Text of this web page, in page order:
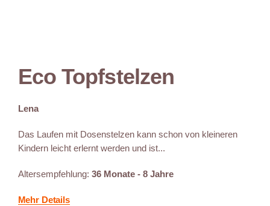
Eco Topfstelzen
Lena
Das Laufen mit Dosenstelzen kann schon von kleineren
Kindern leicht erlernt werden und ist...
Altersempfehlung: 36 Monate - 8 Jahre
Mehr Details